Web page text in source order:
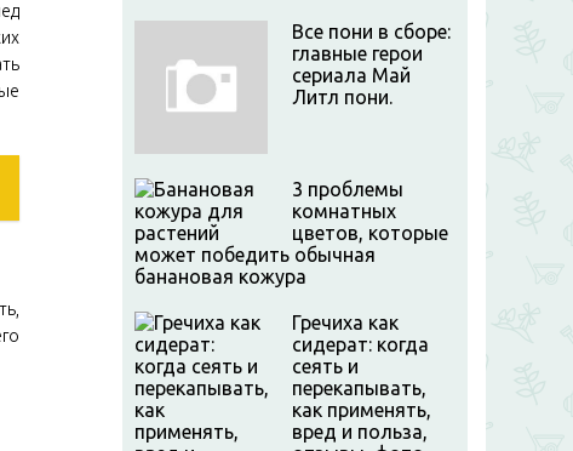
Все пони в сборе:
главные герои
сериала Май
Литл пони.
3 проблемы
комнатных
цветов, которые
может победить обычная
банановая кожура
Гречиха как
сидерат: когда
сеять и
перекапывать,
как применять,
вред и польза,